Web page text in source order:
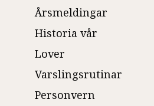
Årsmeldingar
Historia vår
Lover
Varslingsrutinar
Personvern